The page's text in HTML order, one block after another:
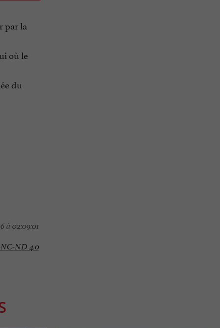
par la
où le
du
à 02:09:01
ND 4.0